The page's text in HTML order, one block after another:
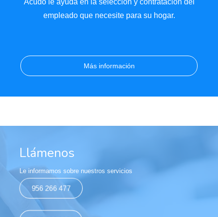
Acudo le ayuda en la selección y contratación del
empleado que necesite para su hogar.
Más información
Llámenos
Le informamos sobre nuestros servicios
956 266 477